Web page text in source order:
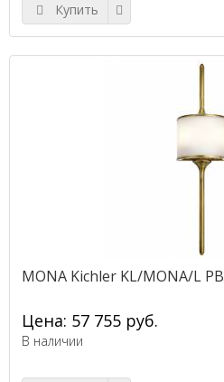
Купить
MONA Kichler KL/MONA/L PB
Цена: 57 755 руб.
В наличии